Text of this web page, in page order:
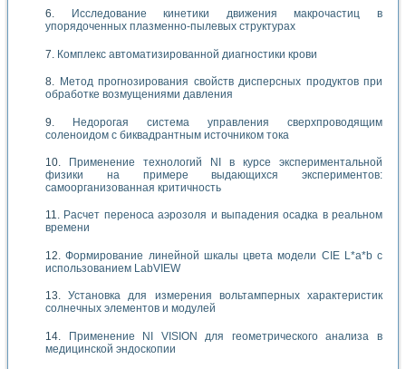
Исследование кинетики движения макрочастиц в
упорядоченных плазменно-пылевых структурах
Комплекс автоматизированной диагностики крови
Метод прогнозирования свойств дисперсных продуктов при
обработке возмущениями давления
Недорогая система управления сверхпроводящим
соленоидом с биквадрантным источником тока
Применение технологий NI в курсе экспериментальной
физики на примере выдающихся экспериментов:
самоорганизованная критичность
Расчет переноса аэрозоля и выпадения осадка в реальном
времени
Формирование линейной шкалы цвета модели CIE L*a*b с
использованием LabVIEW
Установка для измерения вольтамперных характеристик
солнечных элементов и модулей
Применение NI VISION для геометрического анализа в
медицинской эндоскопии